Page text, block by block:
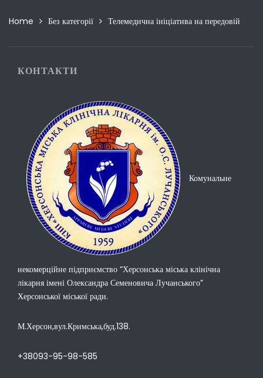
Home Без категорії Телемедична ініціатива на передовій
КОНТАКТИ
Комунальне
некомерційне підприємство “Херсонська міська клінічна
лікарня імені Олександра Семеновича Лучанського”
Херсонської міської ради.
М.Херсон,вул.Кримська,буд.138.
+38093-95-98-585